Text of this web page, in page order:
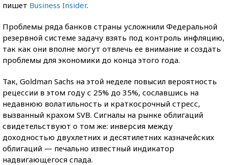
пишет Business Insider.
Проблемы ряда банков страны усложнили Федеральной
резервной системе задачу взять под контроль инфляцию,
так как они вполне могут отвлечь ее внимание и создать
проблемы для экономики до конца этого года.
Так, Goldman Sachs на этой неделе повысил вероятность
рецессии в этом году с 25% до 35%, сославшись на
недавнюю волатильность и краткосрочный стресс,
вызванный крахом SVB. Сигналы на рынке облигаций
свидетельствуют о том же: инверсия между
доходностью двухлетних и десятилетних казначейских
облигаций — печально известный индикатор
надвигающегося спада.